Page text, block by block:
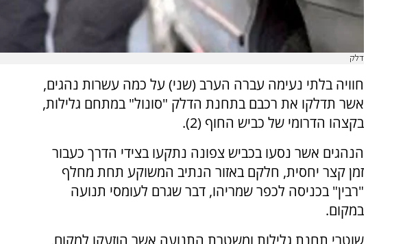
דלק
חוויה בלתי נעימה עברה הערב (שני) על כמה עשרות נהגים,
אשר תדלקו את רכבם בתחנת הדלק "סונול" במתחם גלילות,
בקצהו הדרומי של כביש החוף (2).
הנהגים אשר נסעו בכביש צפונה נתקעו בצידי הדרך כעבור
זמן קצר יחסית, חלקם באזור הנתיב המשוקע תחת מחלף
"רבין" בכניסה לכפר שמריהו, דבר שגרם לעומסי תנועה
במקום.